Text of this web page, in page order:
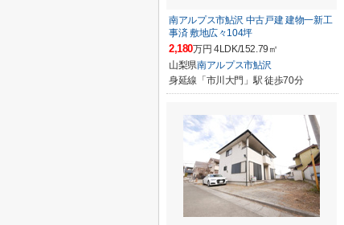
南アルプス市鮎沢 中古戸建 建物一新工
事済 敷地広々104坪
2,180万円 4LDK/152.79㎡
山梨県南アルプス市鮎沢
身延線「市川大門」駅 徒歩70分